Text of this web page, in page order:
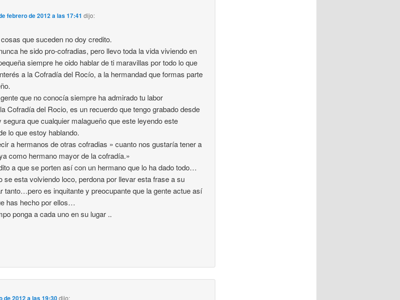
febrero de 2012 a las 17:41 dijo:
que suceden no doy credito.
he sido pro-cofradias, pero llevo toda la vida viviendo en
siempre he oido hablar de ti maravillas por todo lo que
a la Cofradía del Rocío, a la hermandad que formas parte
que no conocía siempre ha admirado tu labor
Cofradía del Rocio, es un recuerdo que tengo grabado desde
que cualquier malagueño que este leyendo este
lo que estoy hablando.
a hermanos de otras cofradias » cuanto nos gustaría tener a
como hermano mayor de la cofradía.»
a que se porten así con un hermano que lo ha dado todo…
se esta volviendo loco, perdona por llevar esta frase a su
tanto…pero es inquitante y preocupante que la gente actue así
has hecho por ellos…
ponga a cada uno en su lugar ..
de 2012 a las 19:30dijo: